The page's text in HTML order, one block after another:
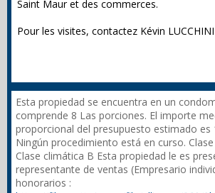
Saint Maur et des commerces.
Pour les visites, contactez Kévin
Esta propiedad se encuentra en un
comprende 8 Las porciones. El importe
proporcional del presupuesto estimado es
Ningún procedimiento está en curso.
Clase climática B Esta propiedad le es
representante de ventas (Empresario
honorarios :